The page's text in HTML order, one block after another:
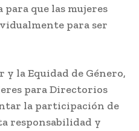
que las mujeres
para ser
la Equidad de Género,
para Directorios
la participación de
responsabilidad y